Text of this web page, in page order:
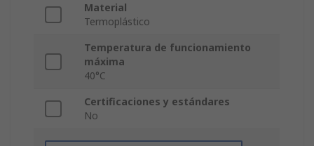
Material
Termoplástico
Temperatura de funcionamiento
máxima
40°C
Certificaciones y estándares
No